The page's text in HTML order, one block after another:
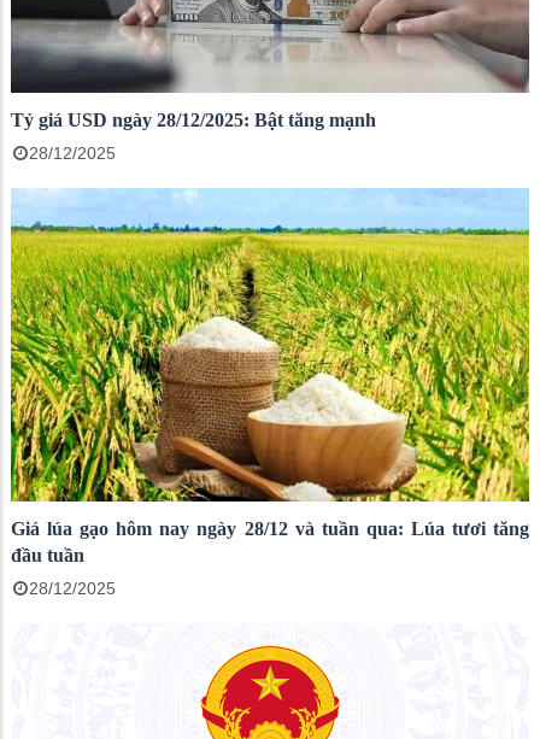
Tỷ giá USD ngày 28/12/2025: Bật tăng mạnh
28/12/2025
Giá lúa gạo hôm nay ngày 28/12 và tuần qua: Lúa tươi tăng
đầu tuần
28/12/2025